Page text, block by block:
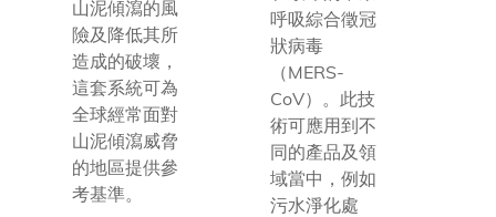
山泥傾瀉的風
險及降低其所
造成的破壞，
這套系統可為
全球經常面對
山泥傾瀉威脅
的地區提供參
考基準。
呼吸綜合徵冠
狀病毒
（MERS-
CoV）。此技
術可應用到不
同的產品及領
域當中，例如
污水淨化處